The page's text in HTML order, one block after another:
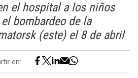
el hospital a los niños
bombardeo de la
(este) el 8 de abril
en: